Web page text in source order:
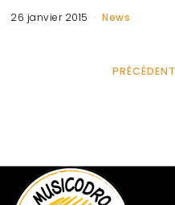
26 janvier 2015 News
PRÉCÉDENT